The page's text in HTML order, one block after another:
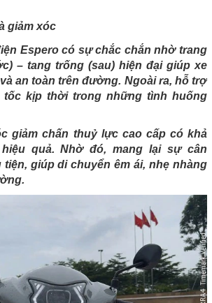
giảm xóc
Espero có sự chắc chắn nhờ trang
– tang trống (sau) hiện đại giúp xe
an toàn trên đường. Ngoài ra, hỗ trợ
tốc kịp thời trong những tình huống
giảm chấn thuỷ lực cao cấp có khả
quả. Nhờ đó, mang lại sự cân
giúp di chuyển êm ái, nhẹ nhàng